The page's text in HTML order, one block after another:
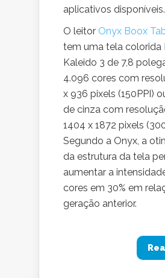
aplicativos disponíveis.
O leitor Onyx Boox
tem uma tela colorida
Kaleido 3 de 7,8
4.096 cores com
x 936 pixels (150PPI)
de cinza com
1404 x 1872 pixels
Segundo a Onyx, a
da estrutura da tela
aumentar a
cores em 30% em
geração anterior.